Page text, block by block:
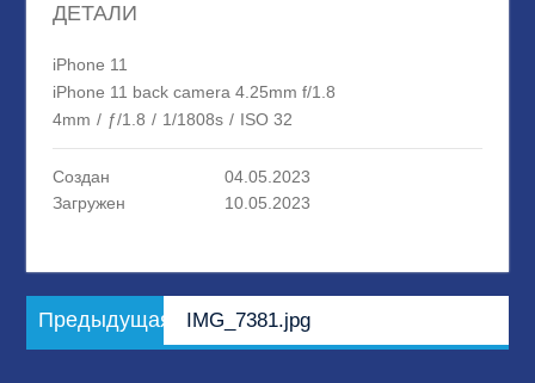
ДЕТАЛИ
iPhone 11
iPhone 11 back camera 4.25mm f/1.8
4mm / ƒ/1.8 / 1/1808s / ISO 32
Создан
04.05.2023
Загружен
10.05.2023
Навигация
по
Предыдущая
запись:
IMG_7381.jpg